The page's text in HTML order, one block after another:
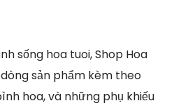
sống hoa tuoi, Shop Hoa
sản phẩm kèm theo
hoa, và những phụ khiếu